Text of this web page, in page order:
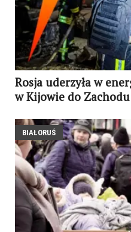
Rosja uderzyła w
w Kijowie do Zachodu
BIAŁORUŚ